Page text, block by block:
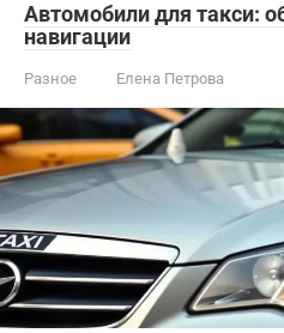
Автомобили для такси:
навигации
Разное Елена Петрова